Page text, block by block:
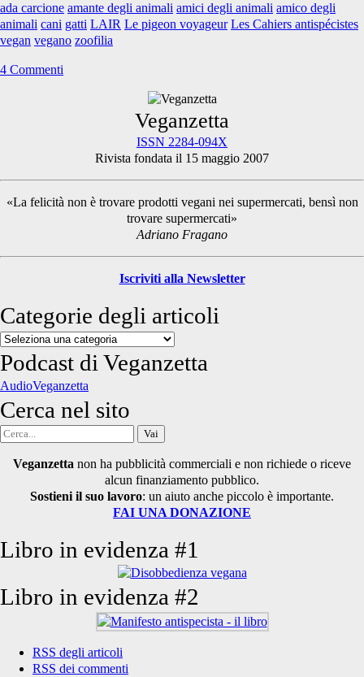
un’amante
degli
animali!”
ada carcione amante degli animali amici degli animali amico degli
animali cani gatti LAIR Le pigeon voyageur Les Cahiers antispécistes
vegan vegano zoofilia
4 Commenti
Sidebar
Veganzetta
ISSN 2284-094X
Rivista fondata il 15 maggio 2007
«La felicità non è trovare prodotti vegani nei supermercati, bensì non
trovare supermercati»
Adriano Fragano
Iscriviti alla Newsletter
Categorie degli articoli
Categorie
degli
articoli
Podcast di Veganzetta
AudioVeganzetta
Cerca nel sito
Cerca
Veganzetta non ha pubblicità commerciali e non richiede o riceve
alcun finanziamento pubblico.
Sostieni il suo lavoro: un aiuto anche piccolo è importante.
FAI UNA DONAZIONE
Libro in evidenza #1
Libro in evidenza #2
RSS degli articoli
RSS dei commenti